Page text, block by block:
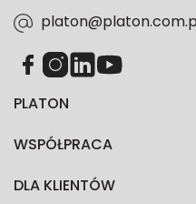
PLATON
WSPÓŁPRACA
DLA KLIENTÓW